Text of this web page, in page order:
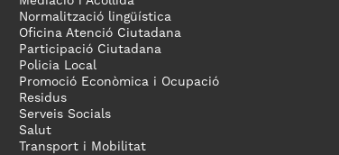
Normalització lingüística
Oficina Atenció Ciutadana
Participació Ciutadana
Policia Local
Promoció Econòmica i Ocupació
Residus
Serveis Socials
Salut
Transport i Mobilitat